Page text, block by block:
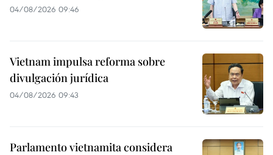
04/08/2026 09:46
Vietnam impulsa reforma sobre
divulgación jurídica
04/08/2026 09:43
Parlamento vietnamita considera